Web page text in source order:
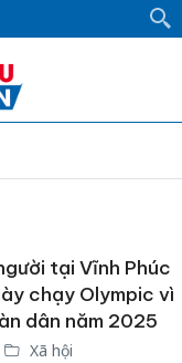
tại Vĩnh Phúc
chạy Olympic vì
dân năm 2025
Xã hội